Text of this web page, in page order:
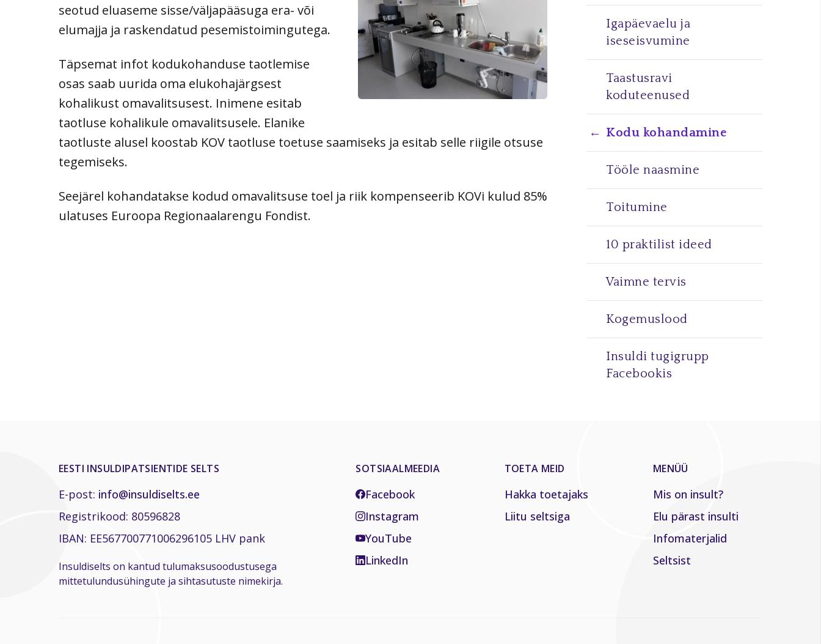
seotud eluaseme sisse/väljapääsuga era- või
elumajja ja raskendatud pesemistoimingutega.
Täpsemat infot kodukohanduse taotlemise
osas saab uurida oma elukohajärgsest
kohalikust omavalitsusest. Inimene esitab
taotluse kohalikule omavalitsusele. Elanike
taotluste alusel koostab KOV taotluse toetuse saamiseks ja esitab selle riigile otsuse
tegemiseks.
Seejärel kohandatakse kodud omavalitsuse toel ja riik kompenseerib KOVi kulud 85%
ulatuses Euroopa Regionaalarengu Fondist.
Igapäevaelu ja
iseseisvumine
Taastusravi
koduteenused
Kodu kohandamine
Tööle naasmine
Toitumine
10 praktilist ideed
Vaimne tervis
Kogemuslood
Insuldi tugigrupp
Facebookis
EESTI INSULDIPATSIENTIDE SELTS
E-post: info@insuldiselts.ee
Registrikood: 80596828
IBAN: EE567700771006296105 LHV pank
Insuldiselts on kantud tulumaksusoodustusega
mittetulundusühingute ja sihtasutuste nimekirja.
SOTSIAALMEEDIA
Facebook
Instagram
YouTube
LinkedIn
TOETA MEID
Hakka toetajaks
Liitu seltsiga
MENÜÜ
Mis on insult?
Elu pärast insulti
Infomaterjalid
Seltsist